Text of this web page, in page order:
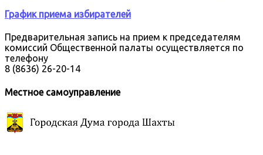
График приема избирателей
Предварительная запись на прием к председателям
комиссий Общественной палаты осуществляется по
телефону
8 (8636) 26-20-14
Местное самоуправление